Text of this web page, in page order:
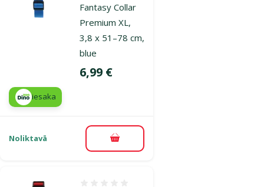
Fantasy Collar
Premium XL,
3,8 x 51–78 cm,
blue
Cena
6,99 €
iesaka
Noliktavā Pievienot grozam